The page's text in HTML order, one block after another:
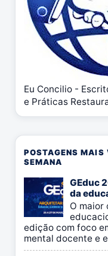
Eu Concilio -
e Práticas
POSTAGENS
SEMANA
GEduc
da
O maior
edição com foco
mental docente e